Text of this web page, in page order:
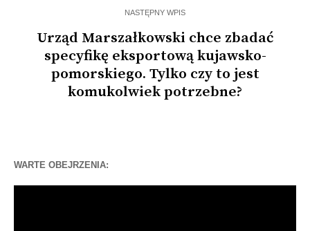
NASTĘPNY WPIS
Urząd Marszałkowski chce zbadać
specyfikę eksportową kujawsko-
pomorskiego. Tylko czy to jest
komukolwiek potrzebne?
WARTE OBEJRZENIA: